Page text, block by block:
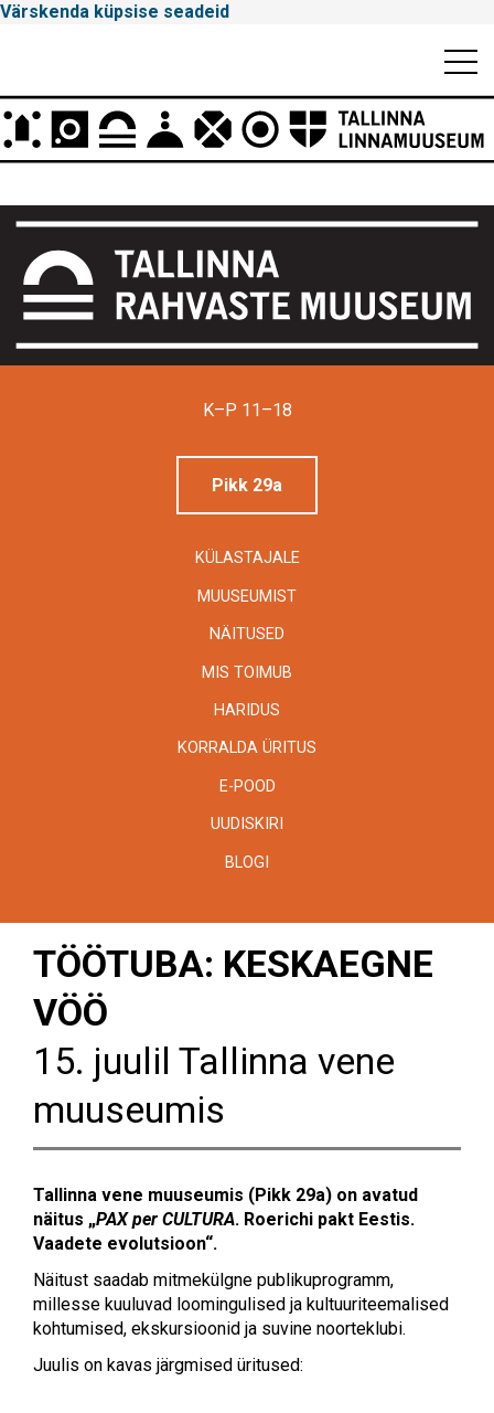
Värskenda küpsise seadeid
Peamenüü
K–P 11–18
Pikk 29a
KÜLASTAJALE
MUUSEUMIST
NÄITUSED
MIS TOIMUB
HARIDUS
KORRALDA ÜRITUS
E-POOD
UUDISKIRI
BLOGI
TÖÖTUBA: KESKAEGNE
VÖÖ
15. juulil Tallinna vene
muuseumis
Tallinna vene muuseumis (Pikk 29a) on avatud
näitus „PAX per CULTURA. Roerichi pakt Eestis.
Vaadete evolutsioon“.
Näitust saadab mitmekülgne publikuprogramm,
millesse kuuluvad loomingulised ja kultuuriteemalised
kohtumised, ekskursioonid ja suvine noorteklubi.
Juulis on kavas järgmised üritused: